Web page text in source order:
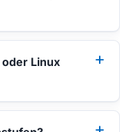
Linux